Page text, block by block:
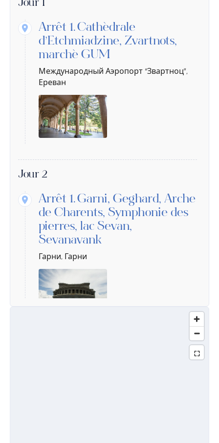
Jour 1
Arrêt 1.Cathédrale
d’Etchmiadzine, Zvartnots,
marché GUM
Международный Аэропорт “Звартноц”,
Ереван
Jour 2
Arrêt 1.Garni, Geghard, Arche
de Charents, Symphonie des
pierres, lac Sevan,
Sevanavank
Гарни, Гарни